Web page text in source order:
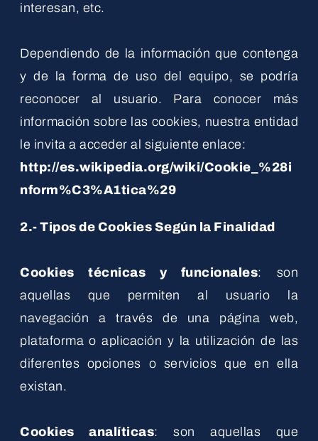
interesan, etc.
Dependiendo de la información que contenga
y de la forma de uso del equipo, se podría
reconocer al usuario. Para conocer más
información sobre las cookies, nuestra entidad
le invita a acceder al siguiente enlace:
http://es.wikipedia.org/wiki/Cookie_%28i
nform%C3%A1tica%29
2.- Tipos de Cookies Según la Finalidad
Cookies técnicas y funcionales: son
aquellas que permiten al usuario la
navegación a través de una página web,
plataforma o aplicación y la utilización de las
diferentes opciones o servicios que en ella
existan.
Cookies analíticas: son aquellas que